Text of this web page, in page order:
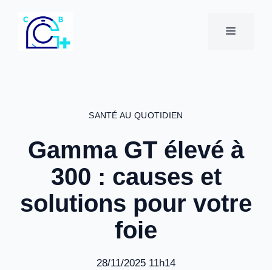
contenu
MENU
SANTÉ AU QUOTIDIEN
Gamma GT élevé à
300 : causes et
solutions pour votre
foie
28/11/2025 11h14